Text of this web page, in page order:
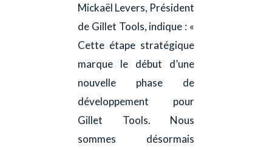
Mickaël Levers, Président
de Gillet Tools, indique : «
Cette étape stratégique
marque le début d’une
nouvelle phase de
développement pour
Gillet Tools. Nous
sommes désormais